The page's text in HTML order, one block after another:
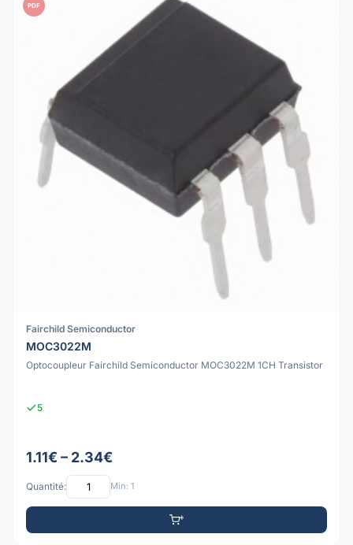
PDF
Fairchild Semiconductor
MOC3022M
Optocoupleur Fairchild Semiconductor MOC3022M 1CH Transistor
5
1.11€ – 2.34€
Quantité: Min: 1